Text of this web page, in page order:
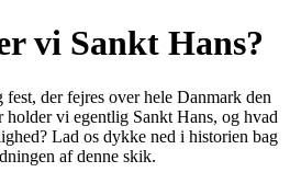
vi Sankt Hans?
der fejres over hele Danmark den
vi egentlig Sankt Hans, og hvad
Lad os dykke ned i historien bag
af denne skik.